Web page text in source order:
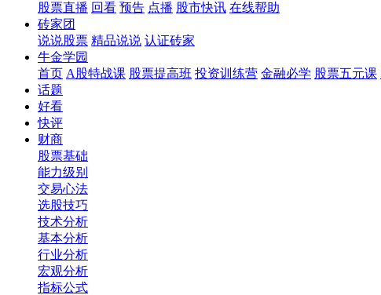
股票直播 回看 预告 点播 股市快讯 在线帮助
砖家团
说说股票 精品说说 认证砖家
牛金学园
首页 A股特战课 股票提高班 投资训练营 金融必学 股票五元课
话题
好看
快评
财商
股票基础
能力级别
交易心法
选股技巧
技术分析
基本分析
行业分析
宏观分析
指标公式